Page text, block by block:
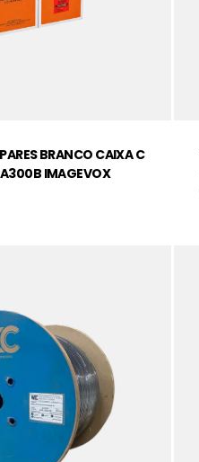
BRANCO CAIXA C
IMAGEVOX